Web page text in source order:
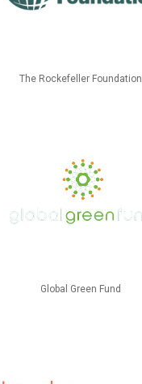
The Rockefeller Foundation
Global Green Fund